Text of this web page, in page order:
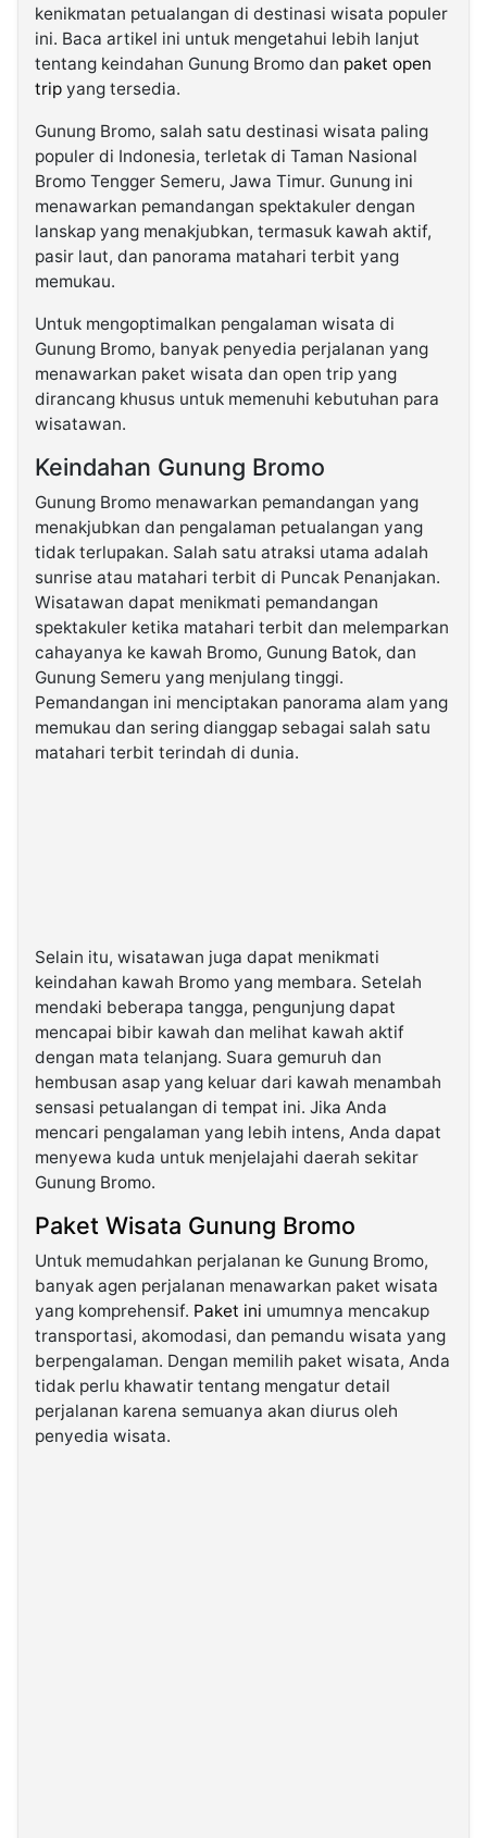
kenikmatan petualangan di destinasi wisata populer
ini. Baca artikel ini untuk mengetahui lebih lanjut
tentang keindahan Gunung Bromo dan paket open
trip yang tersedia.
Gunung Bromo, salah satu destinasi wisata paling
populer di Indonesia, terletak di Taman Nasional
Bromo Tengger Semeru, Jawa Timur. Gunung ini
menawarkan pemandangan spektakuler dengan
lanskap yang menakjubkan, termasuk kawah aktif,
pasir laut, dan panorama matahari terbit yang
memukau.
Untuk mengoptimalkan pengalaman wisata di
Gunung Bromo, banyak penyedia perjalanan yang
menawarkan paket wisata dan open trip yang
dirancang khusus untuk memenuhi kebutuhan para
wisatawan.
Keindahan Gunung Bromo
Gunung Bromo menawarkan pemandangan yang
menakjubkan dan pengalaman petualangan yang
tidak terlupakan. Salah satu atraksi utama adalah
sunrise atau matahari terbit di Puncak Penanjakan.
Wisatawan dapat menikmati pemandangan
spektakuler ketika matahari terbit dan melemparkan
cahayanya ke kawah Bromo, Gunung Batok, dan
Gunung Semeru yang menjulang tinggi.
Pemandangan ini menciptakan panorama alam yang
memukau dan sering dianggap sebagai salah satu
matahari terbit terindah di dunia.
Selain itu, wisatawan juga dapat menikmati
keindahan kawah Bromo yang membara. Setelah
mendaki beberapa tangga, pengunjung dapat
mencapai bibir kawah dan melihat kawah aktif
dengan mata telanjang. Suara gemuruh dan
hembusan asap yang keluar dari kawah menambah
sensasi petualangan di tempat ini. Jika Anda
mencari pengalaman yang lebih intens, Anda dapat
menyewa kuda untuk menjelajahi daerah sekitar
Gunung Bromo.
Paket Wisata Gunung Bromo
Untuk memudahkan perjalanan ke Gunung Bromo,
banyak agen perjalanan menawarkan paket wisata
yang komprehensif. Paket ini umumnya mencakup
transportasi, akomodasi, dan pemandu wisata yang
berpengalaman. Dengan memilih paket wisata, Anda
tidak perlu khawatir tentang mengatur detail
perjalanan karena semuanya akan diurus oleh
penyedia wisata.